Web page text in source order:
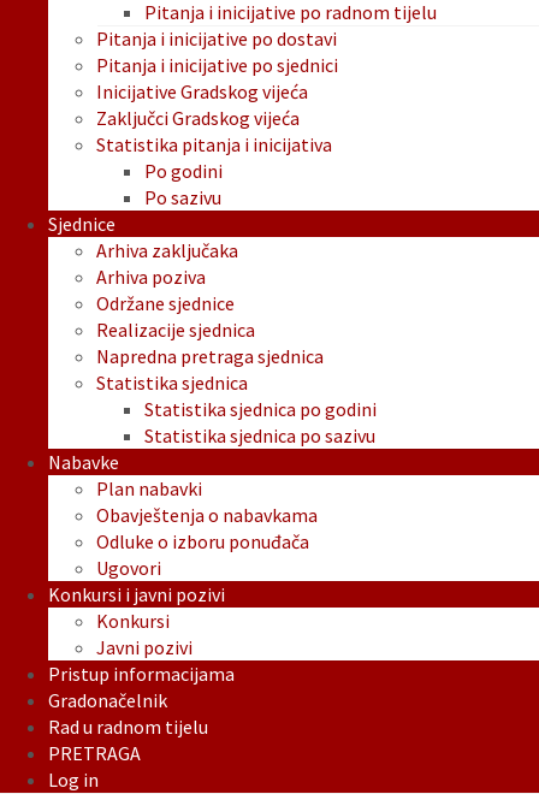
Pitanja i inicijative po radnom tijelu
Pitanja i inicijative po dostavi
Pitanja i inicijative po sjednici
Inicijative Gradskog vijeća
Zaključci Gradskog vijeća
Statistika pitanja i inicijativa
Po godini
Po sazivu
Sjednice
Arhiva zaključaka
Arhiva poziva
Održane sjednice
Realizacije sjednica
Napredna pretraga sjednica
Statistika sjednica
Statistika sjednica po godini
Statistika sjednica po sazivu
Nabavke
Plan nabavki
Obavještenja o nabavkama
Odluke o izboru ponuđača
Ugovori
Konkursi i javni pozivi
Konkursi
Javni pozivi
Pristup informacijama
Gradonačelnik
Rad u radnom tijelu
PRETRAGA
Log in